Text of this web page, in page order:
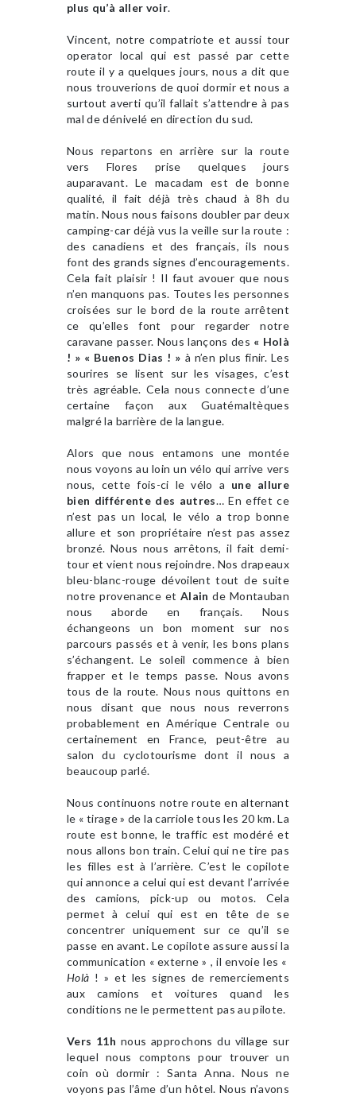
plus qu’à aller voir.
Vincent, notre compatriote et aussi tour
operator local qui est passé par cette
route il y a quelques jours, nous a dit que
nous trouverions de quoi dormir et nous a
surtout averti qu’il fallait s’attendre à pas
mal de dénivelé en direction du sud.
Nous repartons en arrière sur la route
vers Flores prise quelques jours
auparavant. Le macadam est de bonne
qualité, il fait déjà très chaud à 8h du
matin. Nous nous faisons doubler par deux
camping-car déjà vus la veille sur la route :
des canadiens et des français, ils nous
font des grands signes d’encouragements.
Cela fait plaisir ! Il faut avouer que nous
n’en manquons pas. Toutes les personnes
croisées sur le bord de la route arrêtent
ce qu’elles font pour regarder notre
caravane passer. Nous lançons des « Holà
! » « Buenos Dias ! » à n’en plus finir. Les
sourires se lisent sur les visages, c’est
très agréable. Cela nous connecte d’une
certaine façon aux Guatémaltèques
malgré la barrière de la langue.
Alors que nous entamons une montée
nous voyons au loin un vélo qui arrive vers
nous, cette fois-ci le vélo a une allure
bien différente des autres… En effet ce
n’est pas un local, le vélo a trop bonne
allure et son propriétaire n’est pas assez
bronzé. Nous nous arrêtons, il fait demi-
tour et vient nous rejoindre. Nos drapeaux
bleu-blanc-rouge dévoilent tout de suite
notre provenance etAlain de Montauban
nous aborde en français. Nous
échangeons un bon moment sur nos
parcours passés et à venir, les bons plans
s’échangent. Le soleil commence à bien
frapper et le temps passe. Nous avons
tous de la route. Nous nous quittons en
nous disant que nous nous reverrons
probablement en Amérique Centrale ou
certainement en France, peut-être au
salon du cyclotourisme dont il nous a
beaucoup parlé.
Nous continuons notre route en alternant
le « tirage » de la carriole tous les 20 km. La
route est bonne, le traffic est modéré et
nous allons bon train. Celui qui ne tire pas
les filles est à l’arrière. C’est le copilote
qui annonce a celui qui est devant l’arrivée
des camions, pick-up ou motos. Cela
permet à celui qui est en tête de se
concentrer uniquement sur ce qu’il se
passe en avant. Le copilote assure aussi la
communication « externe » , il envoie les «
Holà ! » et les signes de remerciements
aux camions et voitures quand les
conditions ne le permettent pas au pilote.
Vers 11h nous approchons du village sur
lequel nous comptons pour trouver un
coin où dormir : Santa Anna. Nous ne
voyons pas l’âme d’un hôtel. Nous n’avons